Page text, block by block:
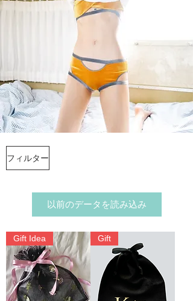
フィルター
以前のデータを読み込み
Gift Idea Gift